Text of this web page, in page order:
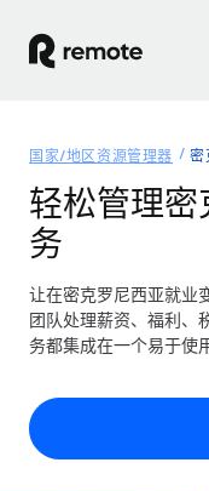
产品
全球招聘
全球薪资管理
轻松运行合规薪资
零实体成本实现全
第三方合同工
解决方案
覆盖全球
国家/地区资源
资源
误分类风险计
按国家/地区检查
定价
中文（简体）
国家/地区资源管理器 密
轻松管理
务
让在密克罗尼西亚就业
团队处理薪资、福利、
务都集成在一个易于使